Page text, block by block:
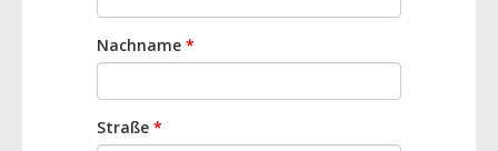
Nachname *
Straße *